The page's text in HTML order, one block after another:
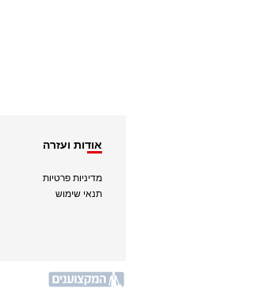
אודות ועזרה
מדיניות פרטיות
תנאי שימוש